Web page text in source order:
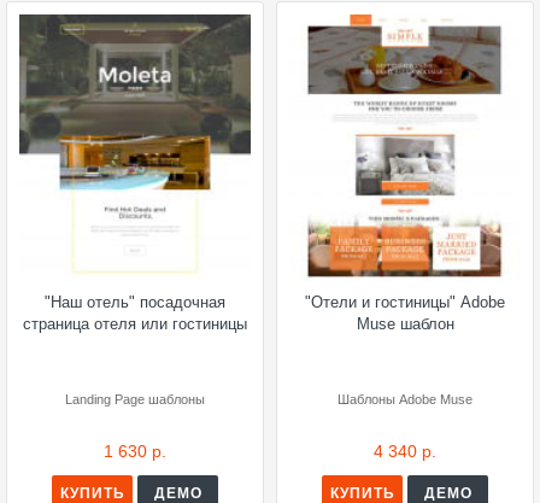
"Наш отель" посадочная
страница отеля или гостиницы
Landing Page шаблоны
1 630 р.
КУПИТЬ ДЕМО
"Отели и гостиницы" Adobe
Muse шаблон
Шаблоны Adobe Muse
4 340 р.
КУПИТЬ ДЕМО